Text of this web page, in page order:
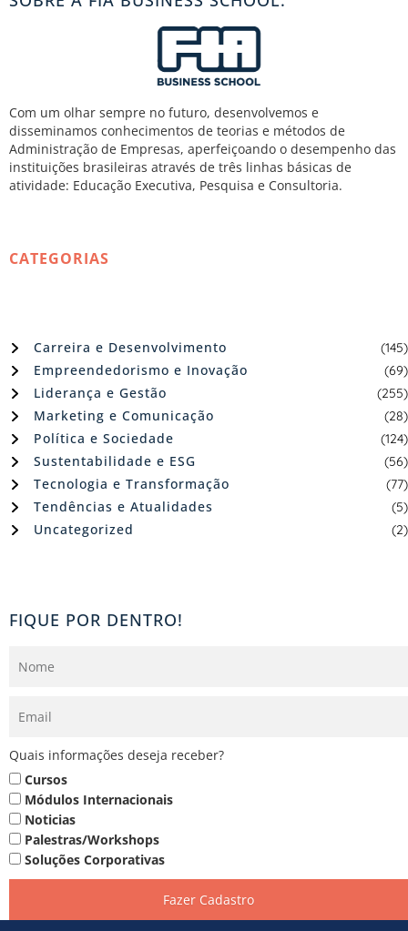
Com um olhar sempre no futuro, desenvolvemos e
disseminamos conhecimentos de teorias e métodos de
Administração de Empresas, aperfeiçoando o desempenho das
instituições brasileiras através de três linhas básicas de
atividade: Educação Executiva, Pesquisa e Consultoria.
CATEGORIAS
Carreira e Desenvolvimento (145)
Empreendedorismo e Inovação (69)
Liderança e Gestão (255)
Marketing e Comunicação (28)
Política e Sociedade (124)
Sustentabilidade e ESG (56)
Tecnologia e Transformação (77)
Tendências e Atualidades (5)
Uncategorized (2)
FIQUE POR DENTRO!
Quais informações deseja receber?
Cursos
Módulos Internacionais
Noticias
Palestras/Workshops
Soluções Corporativas
Fazer Cadastro